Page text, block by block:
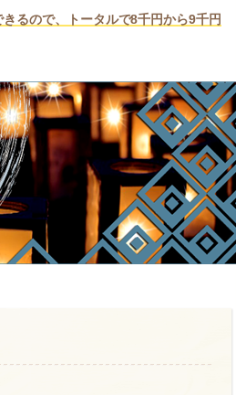
るので、トータルで8千円から9千円